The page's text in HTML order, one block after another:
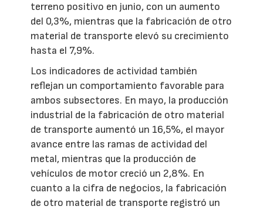
terreno positivo en junio, con un aumento
del 0,3%, mientras que la fabricación de otro
material de transporte elevó su crecimiento
hasta el 7,9%.
Los indicadores de actividad también
reflejan un comportamiento favorable para
ambos subsectores. En mayo, la producción
industrial de la fabricación de otro material
de transporte aumentó un 16,5%, el mayor
avance entre las ramas de actividad del
metal, mientras que la producción de
vehículos de motor creció un 2,8%. En
cuanto a la cifra de negocios, la fabricación
de otro material de transporte registró un